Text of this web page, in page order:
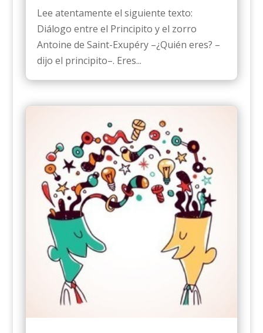
Lee atentamente el siguiente texto:
Diálogo entre el Principito y el zorro
Antoine de Saint-Exupéry –¿Quién eres? –
dijo el principito–. Eres...